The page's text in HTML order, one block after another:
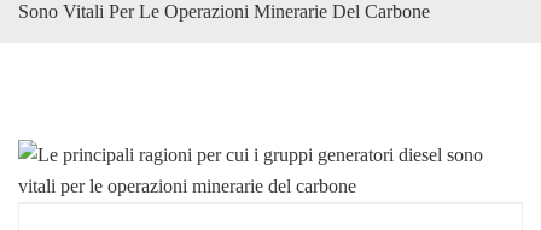
Sono Vitali Per Le Operazioni Minerarie Del Carbone